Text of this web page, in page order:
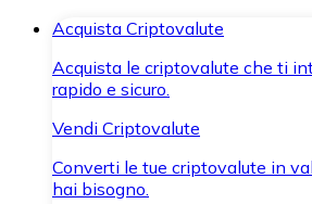
Acquista Criptovalute
Acquista le criptovalute che ti
rapido e sicuro.
Vendi Criptovalute
Converti le tue criptovalute in
hai bisogno.